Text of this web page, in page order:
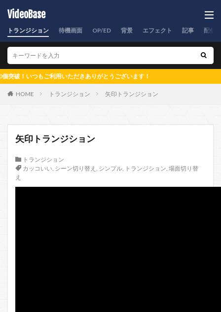
VideoBase
トランジション 待機画面 OP/ED 背景 エフェクト 記事 配信
もご利用いただきありがとうございます！
HOME トランジション 矢印トランジション
矢印トランジション
トランジション
カッコいい, シーン切り替え , シンプル, トランジション, 場面切り替
え